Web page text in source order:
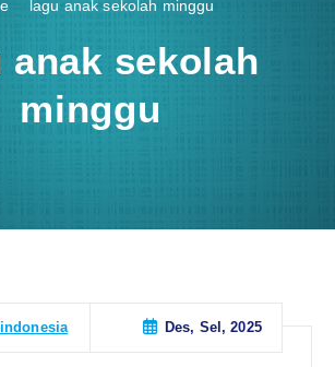
lagu anak sekolah minggu
anak sekolah
minggu
Des, Sel, 2025